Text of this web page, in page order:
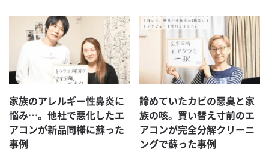
家族のアレルギー性鼻炎に
悩み…。他社で悪化したエ
アコンが新品同様に蘇った
事例
諦めていたカビの悪臭と家
族の咳。買い替え寸前のエ
アコンが完全分解クリーニ
ングで蘇った事例